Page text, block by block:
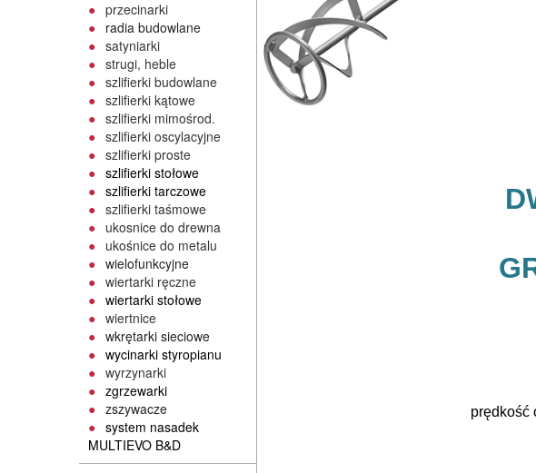
przecinarki
radia budowlane
satyniarki
strugi, heble
szlifierki budowlane
szlifierki kątowe
szlifierki mimośrod.
szlifierki oscylacyjne
szlifierki proste
szlifierki stołowe
szlifierki tarczowe
szlifierki taśmowe
ukosnice do drewna
ukośnice do metalu
wielofunkcyjne
wiertarki ręczne
wiertarki stołowe
wiertnice
wkrętarki sieciowe
wycinarki styropianu
wyrzynarki
zgrzewarki
zszywacze
system nasadek
MULTIEVO B&D
prędkość